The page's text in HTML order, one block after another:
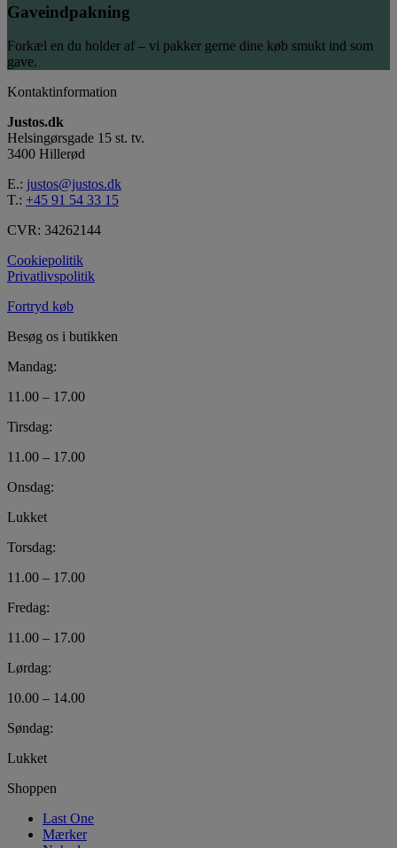
Gaveindpakning
Forkæl en du holder af – vi pakker gerne dine køb smukt ind som
gave.
Kontaktinformation
Justos.dk
Helsingørsgade 15 st. tv.
3400 Hillerød
E.: justos@justos.dk
T.: +45 91 54 33 15
CVR: 34262144
Cookiepolitik
Privatlivspolitik
Fortryd køb
Besøg os i butikken
Mandag:
11.00 – 17.00
Tirsdag:
11.00 – 17.00
Onsdag:
Lukket
Torsdag:
11.00 – 17.00
Fredag:
11.00 – 17.00
Lørdag:
10.00 – 14.00
Søndag:
Lukket
Shoppen
Last One
Mærker